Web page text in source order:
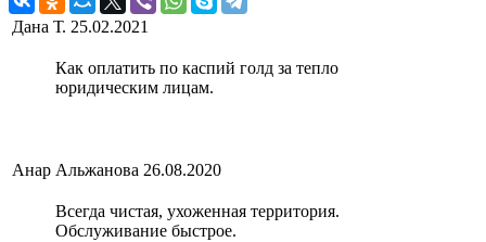
Дана Т. 25.02.2021
Как оплатить по каспий голд за тепло
юридическим лицам.
Анар Альжанова 26.08.2020
Всегда чистая, ухоженная территория.
Обслуживание быстрое.